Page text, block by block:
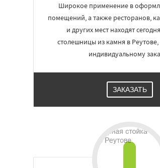
Широкое применение в
помещений, а также ресторанов,
и других мест находят
столешницы из камня в
индивидуальному
ЗАКАЗАТЬ